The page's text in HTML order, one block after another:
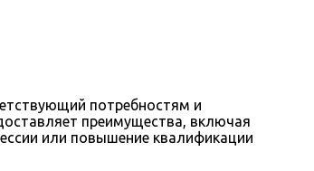
потребностям и
преимущества, включая
или повышение квалификации